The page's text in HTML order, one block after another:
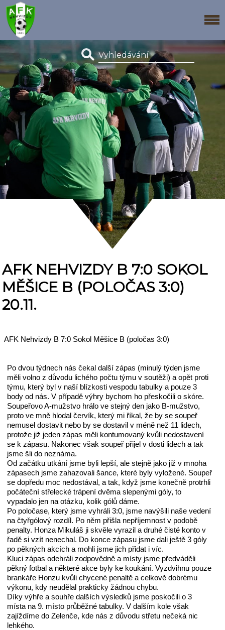
AFK NEHVIZDY B 7:0 SOKOL
MĚŠICE B (POLOČAS 3:0)
20.11.
AFK Nehvizdy B 7:0 Sokol Měšice B (poločas 3:0)
Po dvou týdnech nás čekal další zápas (minulý týden jsme
měli volno z důvodu lichého počtu týmu v soutěži) a opět proti
týmu, který byl v naší blízkosti vespodu tabulky a pouze 3
body od nás. V případě výhry bychom ho přeskočili o skóre.
Soupeřovo A-mužstvo hrálo ve stejný den jako B-mužstvo,
proto ve mně hlodal červík, který mi říkal, že by se soupeř
nemusel dostavit nebo by se dostavil v méně než 11 lidech,
protože již jeden zápas měli kontumovaný kvůli nedostavení
se k zápasu. Nakonec však soupeř přijel v dosti lidech a tak
jsme šli do neznáma.
Od začátku utkání jsme byli lepší, ale stejně jako již v mnoha
zápasech jsme zahazovali šance, které byly vyložené. Soupeř
se dopředu moc nedostával, a tak, když jsme konečně protrhli
počáteční střelecké trápení dvěma slepenými góly, to
vypadalo jen na otázku, kolik gólů dáme.
Po poločase, který jsme vyhráli 3:0, jsme navýšili naše vedení
na čtyřgólový rozdíl. Po něm přišla nepříjemnost v podobě
penalty. Honza Mikuláš ji skvěle vyrazil a druhé čisté konto v
řadě si vzít nenechal. Do konce zápasu jsme dali ještě 3 góly
po pěkných akcích a mohli jsme jich přidat i víc.
Kluci zápas odehráli zodpovědně a místy jsme předváděli
pěkný fotbal a některé akce byly ke koukání. Vyzdvihnu pouze
brankáře Honzu kvůli chycené penaltě a celkově dobrému
výkonu, kdy neudělal prakticky žádnou chybu.
Díky výhře a souhře dalších výsledků jsme poskočili o 3
místa na 9. místo průběžné tabulky. V dalším kole však
zajíždíme do Zelenče, kde nás z důvodu střetu nečeká nic
lehkého.